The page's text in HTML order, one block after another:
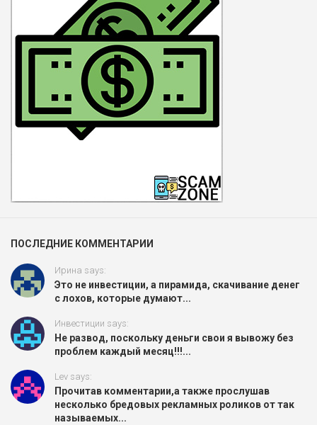
ПОСЛЕДНИЕ КОММЕНТАРИИ
Ирина says:
Это не инвестиции, а пирамида, скачивание денег
с лохов, которые думают...
Инвестиции says:
Не развод, поскольку деньги свои я вывожу без
проблем каждый месяц!!!...
Lev says:
Прочитав комментарии,а также прослушав
несколько бредовых рекламных роликов от так
называемых...